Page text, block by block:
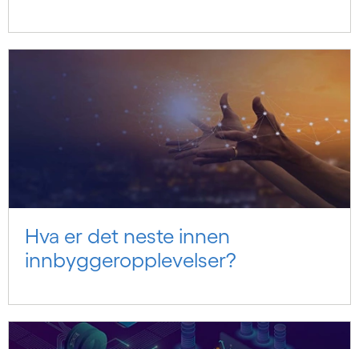
Hva er det neste innen
innbyggeropplevelser?